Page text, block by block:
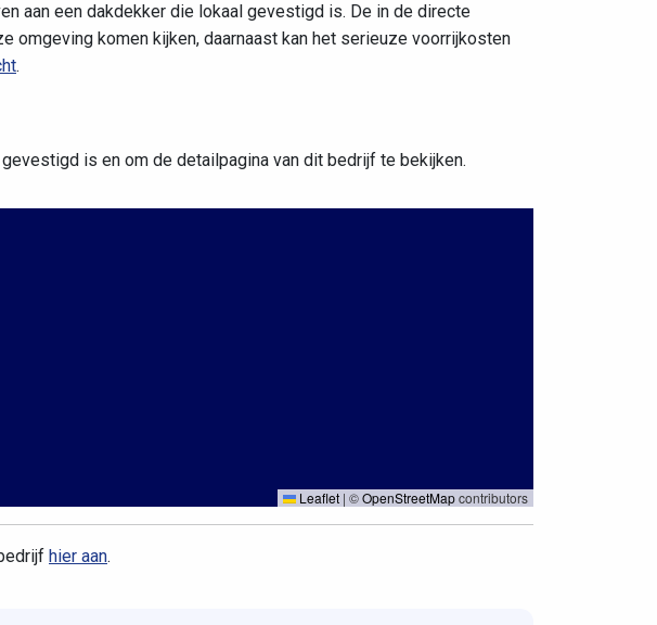
aan een dakdekker die lokaal gevestigd is. De in de directe
komen kijken, daarnaast kan het serieuze voorrijkosten
.
is en om de detailpagina van dit bedrijf te bekijken.
Leaflet | ©OpenStreetMapcontributors
hier aan.